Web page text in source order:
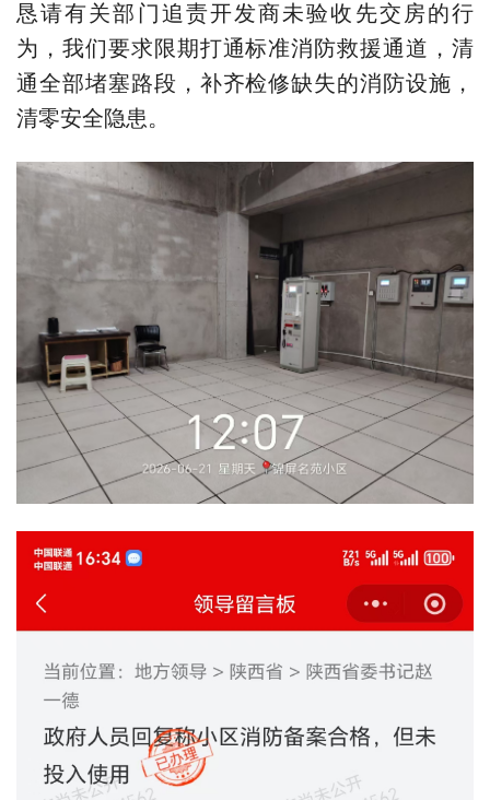
恳请有关部门追责开发商未验收先交房的行
为，我们要求限期打通标准消防救援通道，清
通全部堵塞路段，补齐检修缺失的消防设施，
清零安全隐患。